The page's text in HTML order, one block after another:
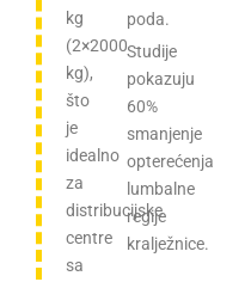
kg
(2×2000
kg),
što
je
idealno
za
distribucijske
centre
sa
poda.
Studije
pokazuju
60%
smanjenje
opterećenja
lumbalne
regije
kralježnice.